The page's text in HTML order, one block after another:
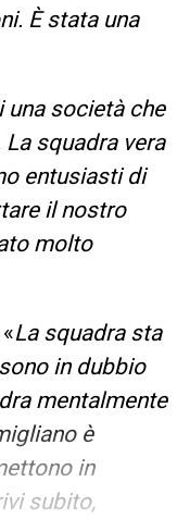
È stata una
una società che
squadra vera
entusiasti di
il nostro
molto
La squadra sta
in dubbio
mentalmente
è
in
subito,